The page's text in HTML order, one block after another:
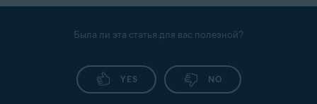
Была ли эта статья для вас полезной?
YES NO